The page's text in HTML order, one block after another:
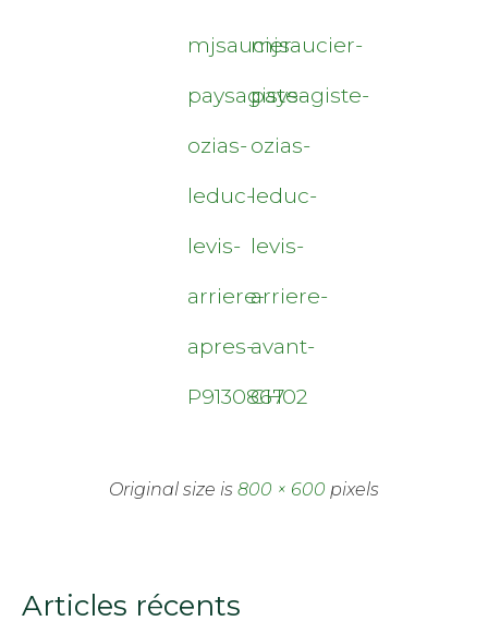
mjsaucier-
paysagiste-
ozias-
leduc-
levis-
arriere-
apres-
P9130867
mjsaucier-
paysagiste-
ozias-
leduc-
levis-
arriere-
avant-
CH02
Original size is 800 × 600 pixels
Articles récents